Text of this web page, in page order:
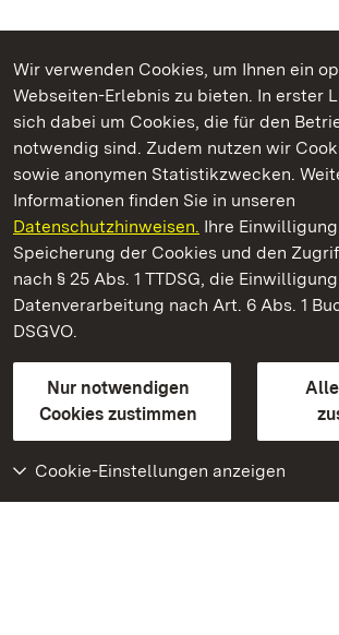
Wir verwenden Cookies, um Ihnen ein
Webseiten-Erlebnis zu bieten. In erster
sich dabei um Cookies, die für den
notwendig sind. Zudem nutzen wir
sowie anonymen Statistikzwecken.
Informationen finden Sie in unseren
Datenschutzhinweisen. Ihre
Speicherung der Cookies und den
nach § 25 Abs. 1 TTDSG, die
Datenverarbeitung nach Art. 6 Abs. 1
DSGVO.
Nur notwendigen
Cookies zustimmen
Cookie-Einstellungen anzeigen
Kommen. Staunen. Genießen.
Staatliche Schlösser und Gärten
Staatliche Schlösser und Gärten
Kontakt
GebärdenspracheLeichte Sprache
Erklärung zur Barrierefreiheit
BITV-konform (geprüfte Seiten)
Weiteres